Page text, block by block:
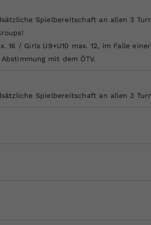
Spielbereitschaft an allen 3
16 / Girls U9+U10 max. 12, im Falle
mit dem ÖTV.
Spielbereitschaft an allen 3